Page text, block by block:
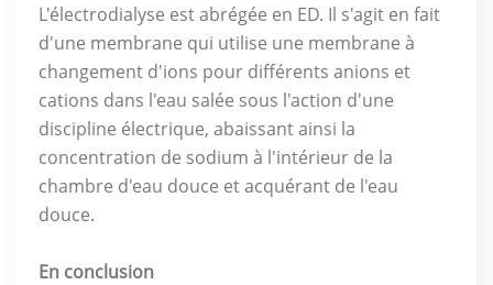
L'électrodialyse est abrégée en ED. Il s'agit en fait
d'une membrane qui utilise une membrane à
changement d'ions pour différents anions et
cations dans l'eau salée sous l'action d'une
discipline électrique, abaissant ainsi la
concentration de sodium à l'intérieur de la
chambre d'eau douce et acquérant de l'eau
douce.
En conclusion